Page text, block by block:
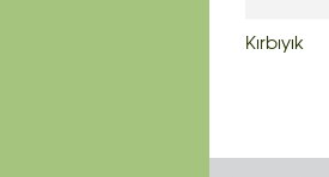
Kırbıyık